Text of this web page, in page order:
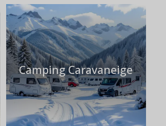
Camping Caravaneige